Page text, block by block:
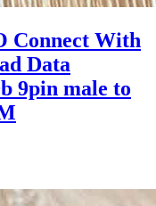
Connect With
Data
9pin male to